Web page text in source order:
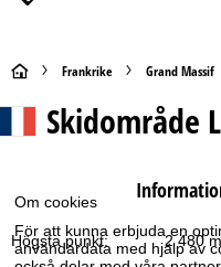
Om cookies
För att kunna erbjuda en
användardata med hjälp av
S
r
t
Frankrike Grand Massif
Skidområde
Högsta punkt: 2 480 m